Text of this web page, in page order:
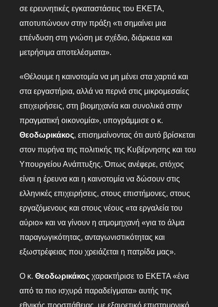
σε ερευνητικές εγκαταστάσεις του ΕΚΕΤΑ,
αποτυπώνουν στην πράξη «τι σημαίνει μια
επένδυση στη γνώση με σχέδιο, διάρκεια και
μετρήσιμα αποτελέσματα».
«Θέλουμε η καινοτομία να μη μένει στα χαρτιά και
στα εργαστήρια, αλλά να περνά στις μικρομεσαίες
επιχειρήσεις, στη βιομηχανία και συνολικά στην
πραγματική οικονομία», υπογράμμισε ο κ.
Θεοδωρικάκος, επισημαίνοντας ότι αυτό βρίσκεται
στον πυρήνα της πολιτικής της Κυβέρνησης και του
Υπουργείου Ανάπτυξης. Όπως ανέφερε, στόχος
είναι η έρευνα και η καινοτομία να δώσουν στις
ελληνικές επιχειρήσεις, στους επιστήμονες, στους
εργαζόμενους και στους νέους «τα εργαλεία του
αύριο» και να γίνουν η ατμομηχανή «για το άλμα
παραγωγικότητας, ανταγωνιστικότητας και
εξωστρέφειας που χρειάζεται η πατρίδα μας».
Ο κ. Θεοδωρικάκος χαρακτήρισε το ΕΚΕΤΑ «ένα
από τα πιο ισχυρά παραδείγματα» αυτής της
εθνικής προσπάθειας, με εξαιρετικό επιστημονικό